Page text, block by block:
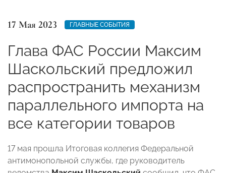
17 Мая 2023 ГЛАВНЫЕ СОБЫТИЯ
Глава ФАС России Максим
Шаскольский предложил
распространить механизм
параллельного импорта на
все категории товаров
17 мая прошла Итоговая коллегия Федеральной
антимонопольной службы, где руководитель